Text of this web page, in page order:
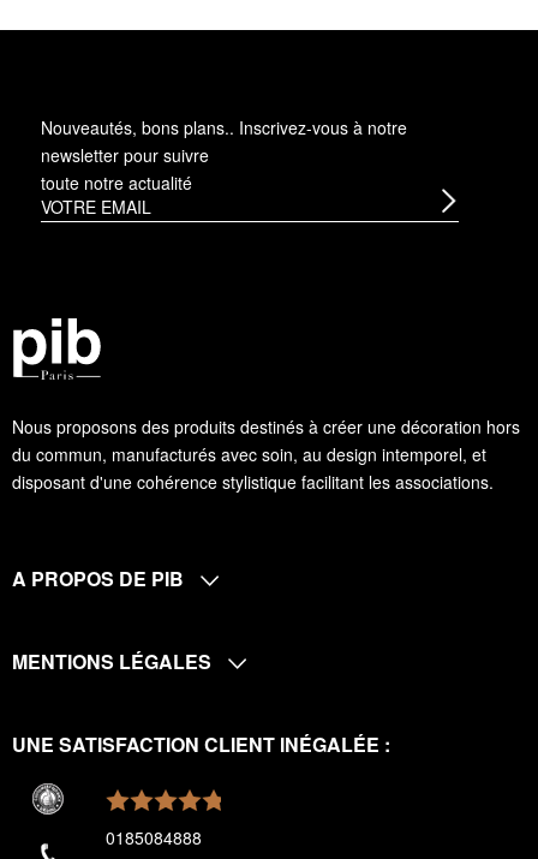
Nous proposons des produits destinés à créer une décoration hors
du commun, manufacturés avec soin, au design intemporel, et
disposant d'une cohérence stylistique facilitant les associations.
Nouveautés, bons plans.. Inscrivez-vous à notre
newsletter pour suivre
toute notre actualité
A PROPOS DE PIB
MENTIONS LÉGALES
UNE SATISFACTION CLIENT INÉGALÉE :
0185084888